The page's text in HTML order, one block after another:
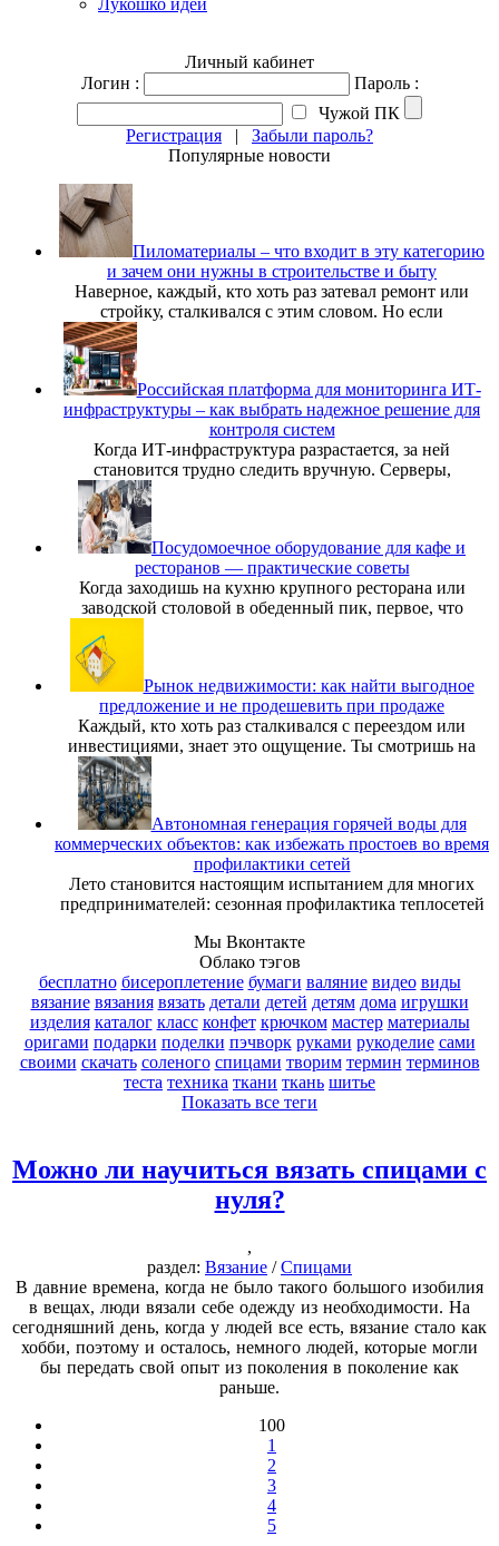
Лукошко идей
Личный кабинет
Логин :
Пароль :
Чужой ПК
Регистрация | Забыли пароль?
Популярные новости
Пиломатериалы – что входит в эту категорию
и зачем они нужны в строительстве и быту
Наверное, каждый, кто хоть раз затевал ремонт или
стройку, сталкивался с этим словом. Но если
Российская платформа для мониторинга ИТ-
инфраструктуры – как выбрать надежное решение для
контроля систем
Когда ИТ-инфраструктура разрастается, за ней
становится трудно следить вручную. Серверы,
Посудомоечное оборудование для кафе и
ресторанов — практические советы
Когда заходишь на кухню крупного ресторана или
заводской столовой в обеденный пик, первое, что
Рынок недвижимости: как найти выгодное
предложение и не продешевить при продаже
Каждый, кто хоть раз сталкивался с переездом или
инвестициями, знает это ощущение. Ты смотришь на
Автономная генерация горячей воды для
коммерческих объектов: как избежать простоев во время
профилактики сетей
Лето становится настоящим испытанием для многих
предпринимателей: сезонная профилактика теплосетей
Мы Вконтакте
Облако тэгов
бесплатно бисероплетение бумаги валяние видео виды
вязание вязания вязать детали детей детям дома игрушки
изделия каталог класс конфет крючком мастер материалы
оригами подарки поделки пэчворк руками рукоделие сами
своими скачать соленого спицами творим термин терминов
теста техника ткани ткань шитье
Показать все теги
Можно ли научиться вязать спицами с
нуля?
,
раздел: Вязание /Спицами
В давние времена, когда не было такого большого изобилия
в вещах, люди вязали себе одежду из необходимости. На
сегодняшний день, когда у людей все есть, вязание стало как
хобби, поэтому и осталось, немного людей, которые могли
бы передать свой опыт из поколения в поколение как
раньше.
100
1
2
3
4
5